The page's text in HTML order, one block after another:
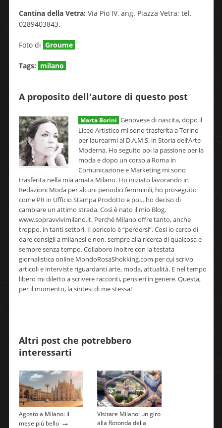
Cantina della Vetra: Via Pio IV, ang. Piazza Vetra; tel.
0289403843.
Foto di Groume
Tags: milano
A proposito dell'autore di questo post
Marta Borini Genovese di nascita, dopo il
Liceo Artistico mi sono trasferita a Torino
per laurearmi al D.A.M.S. in Storia dell’Arte
Moderna. Ho seguito poi la passione per la
moda e dopo un corso a Roma in
Comunicazione e Marketing mi sono
trasferita nella mia amata Milano. Ho iniziato lavorando in
Redazioni Moda per alcuni periodici femminili, ho proseguito
come PR in Ufficio Stampa Prodotto e poi…ho deciso di
cambiare un attimo strada. Così è nato il mio Blog,
www.sopravvivimilano.it. Perché Milano offre tanto, anche
troppo, in tanti settori. Il pericolo è “perdersi”. Così io cerco di
dare consigli a milanesi e non, sempre alla ricerca di qualcosa e
sempre senza tempo. Collaboro inoltre con la testata
giornalistica online MondoRosaShokking.com per cui scrivo
articoli e interviste riguardanti arte, moda, attualità. E nel tempo
libero mi diletto a scrivere racconti, pensieri in genere. Questa,
per il momento, la sintesi di me stessa!
Altri post che potrebbero
interessarti
Agosto a Milano: il
mese più bello→
Visitare Milano: un giro
alla Rotonda della